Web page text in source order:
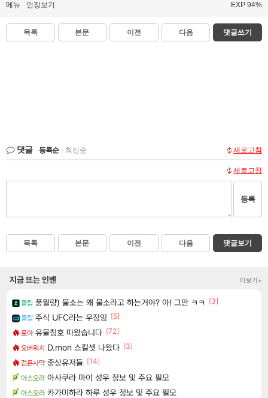
메뉴 인장보기 EXP 94%
목록 본문 이전 다음 댓글쓰기
댓글 등록순 최신순 새로고침
새로고침
등록
목록 본문 이전 다음 댓글보기
지금 뜨는 인벤 더보기+
클립 풍월량) 물소는 왜 물소라고 하는거야? 아! 그만 ㅋㅋ
[3]
클립 주식 UFC라는 우정잉 [5]
로아 유물칭호 따왔습니다 [72]
오버워치 D.mon 스킬셋 나왔다 [3]
검은사막 중상유저들 [14]
아스오라 아사쿠라 마이 성우 정보 및 주요 필모
아스오라 카가미하라 하루 성우 정보 및 주요 필모